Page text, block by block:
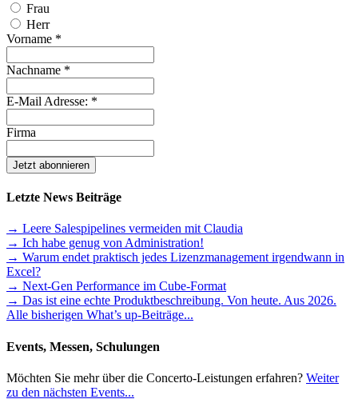
Frau
Herr
Vorname *
Nachname *
E-Mail Adresse: *
Firma
Letzte News Beiträge
→ Leere Salespipelines vermeiden mit Claudia
→ Ich habe genug von Administration!
→ Warum endet praktisch jedes Lizenzmanagement irgendwann in
Excel?
→ Next-Gen Performance im Cube-Format
→ Das ist eine echte Produktbeschreibung. Von heute. Aus 2026.
Alle bisherigen What’s up-Beiträge...
Events, Messen, Schulungen
Möchten Sie mehr über die Concerto-Leistungen erfahren? Weiter
zu den nächsten Events...